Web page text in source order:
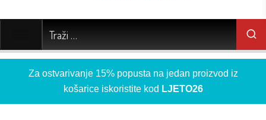
Za ostvarivanje 15% popusta na jedan proizvod iz
košarice iskoristite kod LJETO26